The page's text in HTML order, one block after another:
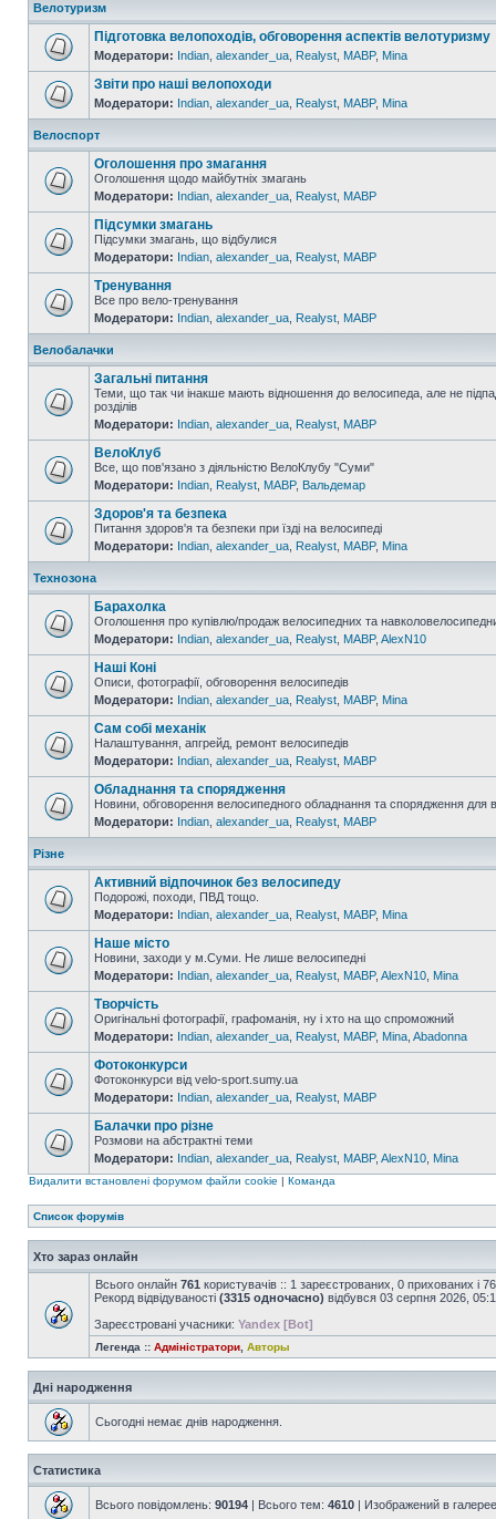
Велотуризм
Підготовка велопоходів, обговорення аспектів велотуризму
Модератори: Indian alexander_ua Realyst MABP, Mina
Звіти про наші велопоходи
Модератори: Indian alexander_ua Realyst MABP, Mina
Велоспорт
Оголошення про змагання
Оголошення щодо майбутніх змагань
Модератори: Indian alexander_ua Realyst MABP
Підсумки змагань
Підсумки змагань, що відбулися
Модератори: Indian alexander_ua Realyst MABP
Тренування
Все про вело-тренування
Модератори: Indian alexander_ua Realyst MABP
Велобалачки
Загальні питання
Теми, що так чи інакше мають відношення до велосипеда, але не
розділів
Модератори: Indian alexander_ua Realyst MABP
ВелоКлуб
Все, що пов'язано з діяльністю ВелоКлубу "Суми"
Модератори: Indian Realyst MABP, Вальдемар
Здоров'я та безпека
Питання здоров'я та безпеки при їзді на велосипеді
Модератори: Indian alexander_ua Realyst MABP, Mina
Технозона
Барахолка
Оголошення про купівлю/продаж велосипедних та
Модератори: Indian alexander_ua Realyst MABP, AlexN10
Наші Коні
Описи, фотографії, обговорення велосипедів
Модератори: Indian alexander_ua Realyst MABP, Mina
Сам собі механік
Налаштування, апгрейд, ремонт велосипедів
Модератори: Indian alexander_ua Realyst MABP
Обладнання та спорядження
Новини, обговорення велосипедного обладнання та спорядження для
Модератори: Indian alexander_ua Realyst MABP
Різне
Активний відпочинок без велосипеду
Подорожі, походи, ПВД тощо.
Модератори: Indian alexander_ua Realyst MABP, Mina
Наше місто
Новини, заходи у м.Суми. Не лише велосипедні
Модератори: Indian alexander_ua Realyst MABP, AlexN10 Mina
Творчість
Оригінальні фотографії, графоманія, ну і хто на що спроможний
Модератори: Indian alexander_ua Realyst MABP, Mina Abadonna
Фотоконкурси
Фотоконкурси від velo-sport.sumy.ua
Модератори: Indian alexander_ua Realyst MABP
Балачки про різне
Розмови на абстрактні теми
Модератори: Indian alexander_ua Realyst MABP, AlexN10 Mina
Видалити встановлені форумом файли cookie | Команда
Список форумів
Хто зараз онлайн
Всього онлайн 761 користувачів :: 1 зареєстрованих, 0 прихованих і
Рекорд відвідуваності (3315 одночасно) відбувся 03 серпня 2026,
Зареєстровані учасники: Yandex [Bot]
Легенда :: Адміністратори Авторы
Дні народження
Сьогодні немає днів народження.
Статистика
Всього повідомлень: 90194 | Всього тем: 4610 | Изображений в